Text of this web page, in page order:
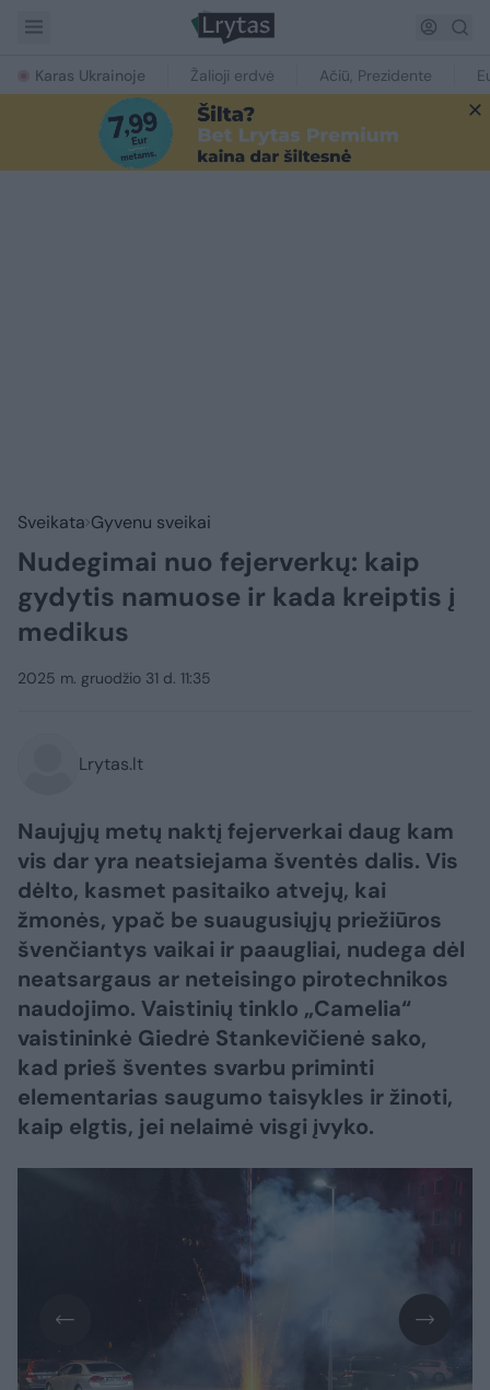
Karas Ukrainoje Žalioji erdvė Ačiū, Prezidente
Sveikata Gyvenu sveikai
Nudegimai nuo fejerverkų: kaip
gydytis namuose ir kada kreiptis į
medikus
2025 m. gruodžio 31 d. 11:35
Lrytas.lt
Naujųjų metų naktį fejerverkai daug kam
vis dar yra neatsiejama šventės dalis. Vis
dėlto, kasmet pasitaiko atvejų, kai
žmonės, ypač be suaugusiųjų priežiūros
švenčiantys vaikai ir paaugliai, nudega dėl
neatsargaus ar neteisingo pirotechnikos
naudojimo. Vaistinių tinklo „Camelia“
vaistininkė Giedrė Stankevičienė sako,
kad prieš šventes svarbu priminti
elementarias saugumo taisykles ir žinoti,
kaip elgtis, jei nelaimė visgi įvyko.